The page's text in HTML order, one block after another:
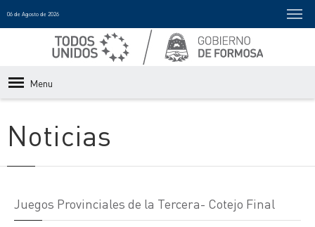
06 de Agosto de 2026
Menu
Noticias
Juegos Provinciales de la Tercera- Cotejo Final